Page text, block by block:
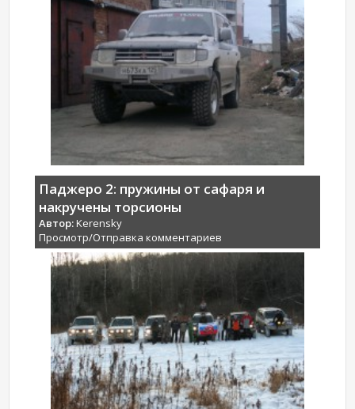
Паджеро 2: пружины от сафаря и
накручены торсионы
Автор:Kerensky
Просмотр/Отправка комментариев